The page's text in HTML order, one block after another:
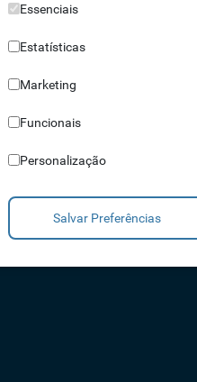
Integradores
Essenciais
Estatísticas
Marketing
Funcionais
Personalização
Salvar Preferências